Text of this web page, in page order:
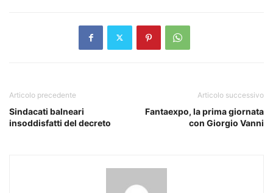
Articolo precedente
Sindacati balneari
insoddisfatti del decreto
Articolo successivo
Fantaexpo, la prima giornata
con Giorgio Vanni